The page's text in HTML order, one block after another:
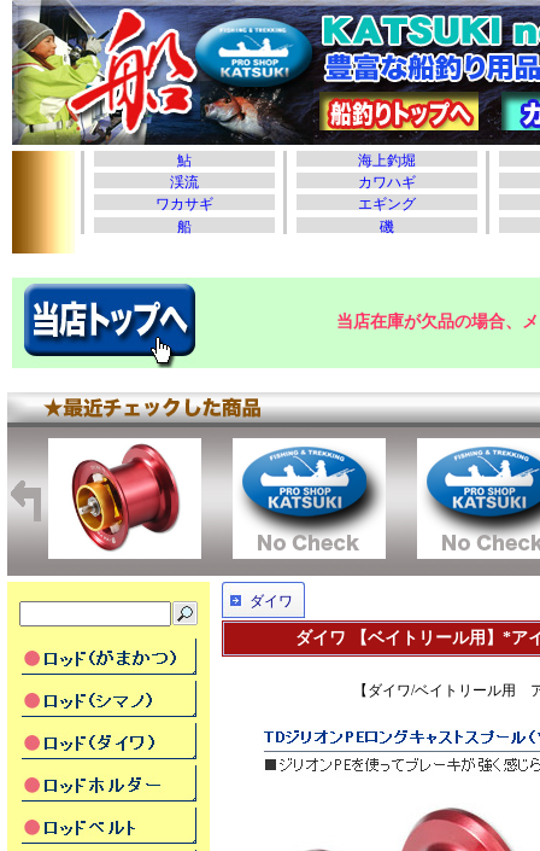
当店在庫が欠品の場合、
ダイワ
ダイワ 【ベイトリール用】*ア
【ダイワ/ベイトリール用